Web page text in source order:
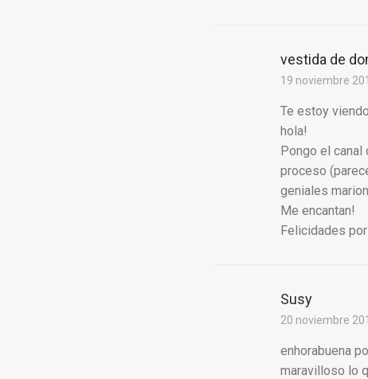
vestida de
19 noviembre
Te estoy
hola!
Pongo el canal
proceso
geniales
Me encantan!
Felicidades
Susy
20 noviembre
enhorabuena
maravilloso lo